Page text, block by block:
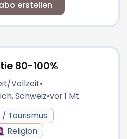
80-100%
Vollzeit•
Schweiz•vor 1 Mt.
/ Tourismus
Religion
erstellen